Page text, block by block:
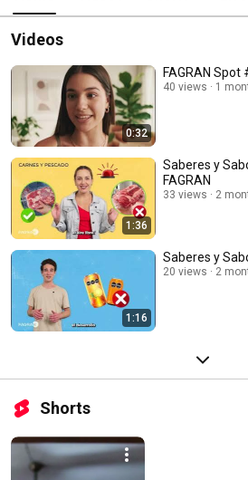
Videos
0:32
40 views 1
1:36
Saberes y
FAGRAN
33 views 2
1:16
Saberes y
20 views 2
Shorts